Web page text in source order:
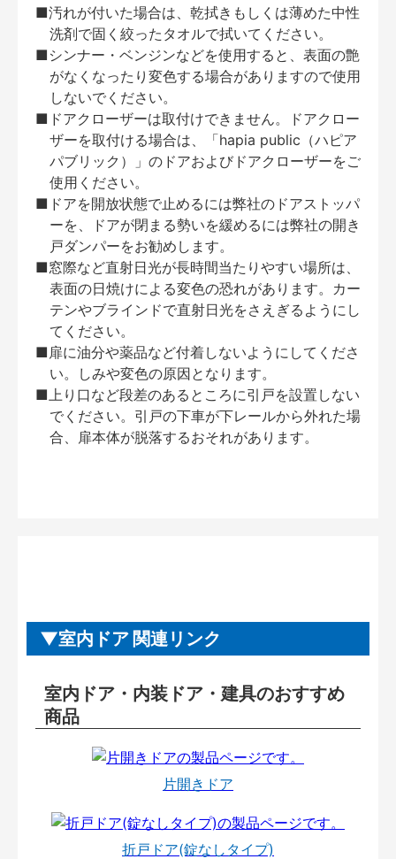
■汚れが付いた場合は、乾拭きもしくは薄めた中性
洗剤で固く絞ったタオルで拭いてください。
■シンナー・ベンジンなどを使用すると、表面の艶
がなくなったり変色する場合がありますので使用
しないでください。
■ドアクローザーは取付けできません。ドアクロー
ザーを取付ける場合は、「hapia public（ハピア
パブリック）」のドアおよびドアクローザーをご
使用ください。
■ドアを開放状態で止めるには弊社のドアストッパ
ーを、ドアが閉まる勢いを緩めるには弊社の開き
戸ダンパーをお勧めします。
■窓際など直射日光が長時間当たりやすい場所は、
表面の日焼けによる変色の恐れがあります。カー
テンやブラインドで直射日光をさえぎるようにし
てください。
■扉に油分や薬品など付着しないようにしてくださ
い。しみや変色の原因となります。
■上り口など段差のあるところに引戸を設置しない
でください。引戸の下車が下レールから外れた場
合、扉本体が脱落するおそれがあります。
室内ドア 関連リンク
室内ドア・内装ドア・建具のおすすめ
商品
片開きドア
折戸ドア(錠なしタイプ)